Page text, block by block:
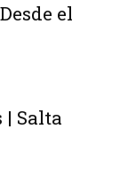
el
| Salta